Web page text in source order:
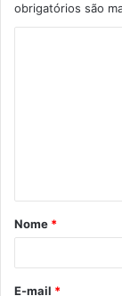
obrigatórios são
á
r
Nome *
E-mail *